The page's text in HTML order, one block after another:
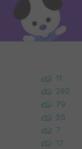
11
280
79
55
7
17